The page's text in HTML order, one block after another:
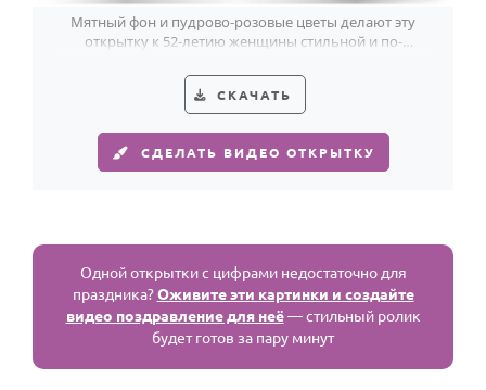
Мятный фон и пудрово-розовые цветы делают эту
открытку к 52-летию женщины стильной и по-
СКАЧАТЬ
СДЕЛАТЬ ВИДЕО ОТКРЫТКУ
Одной открытки с цифрами недостаточно для
праздника?Оживите эти картинки и создайте
видео поздравление для неё— стильный ролик
будет готов за пару минут